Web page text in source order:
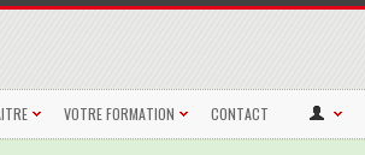
VOTRE FORMATION CONTACT